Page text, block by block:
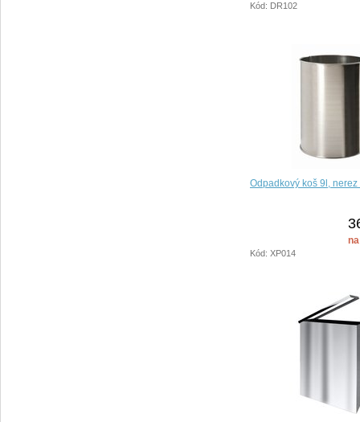
Kód: DR102
Odpadkový koš 9l, nerez
Kód: XP014